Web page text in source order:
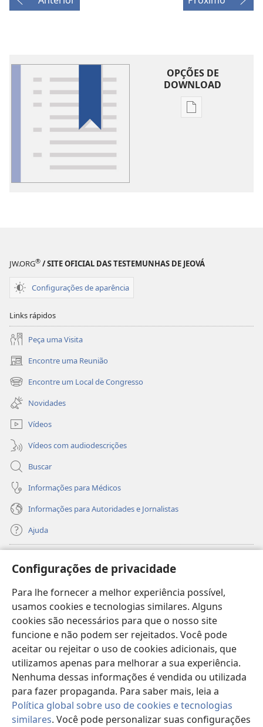
Configurações de privacidade
Para lhe fornecer a melhor experiência possível,
usamos cookies e tecnologias similares. Alguns
cookies são necessários para que o nosso site
funcione e não podem ser rejeitados. Você pode
aceitar ou rejeitar o uso de cookies adicionais, que
utilizamos apenas para melhorar a sua experiência.
Nenhuma dessas informações é vendida ou utilizada
para fazer propaganda. Para saber mais, leia a
Política global sobre uso de cookies e tecnologias
similares. Você pode personalizar suas configurações
OPÇÕES DE
DOWNLOAD
Opções
JW.ORG® / SITE OFICIAL DAS TESTEMUNHAS DE JEOVÁ
Configurações de aparência
Links rápidos
Peça uma Visita
Encontre uma Reunião
(abre
nova
janela)
Encontre um Local de Congresso
(abre
nova
janela)
Novidades
Vídeos
Vídeos com audiodescrições
Buscar
Informações para Médicos
Informações para Autoridades e Jornalistas
Ajuda
(abre
nova
janela)
Biblioteca On-line da Torre de Vigia™
(abre
nova
janela)JW Hub
(abre
nova
janela)JW Library
Watchtower Library